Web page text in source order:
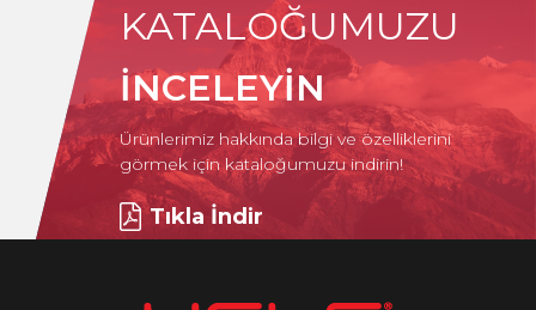
KATALOĞUMUZU
İNCELEYİN
Ürünlerimiz hakkında bilgi ve özelliklerini
görmek için kataloğumuzu indirin!
Tıkla İndir